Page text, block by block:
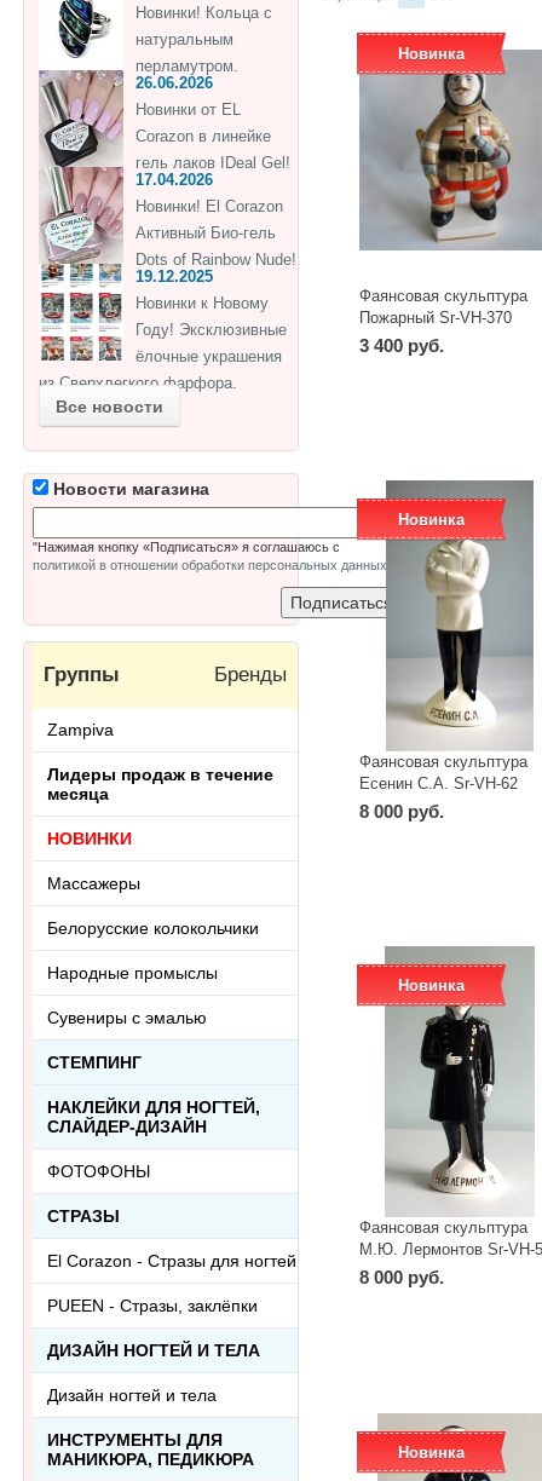
Новинка
Фаянсовая скульптура
Пожарный Sr-VH-370
3 400 руб.
Новинка
Фаянсовая скульптура
Есенин С.А. Sr-VH-62
8 000 руб.
Новинка
Фаянсовая скульптура
М.Ю. Лермонтов Sr-VH-
8 000 руб.
Новинка
Новинки! Кольца с
натуральным
перламутром.
26.06.2026
Новинки от EL
Corazon в линейке
гель лаков IDeal Gel!
17.04.2026
Новинки! El Corazon
Активный Био-гель
Dots of Rainbow Nude!
19.12.2025
Новинки к Новому
Году! Эксклюзивные
ёлочные украшения
из Сверхлегкого фарфора.
Все новости
Новости магазина
"Нажимая кнопку «Подписаться» я соглашаюсь с
политикой в отношении обработки персональных данных
Группы Бренды
Zampiva
Лидеры продаж в течение
месяца
НОВИНКИ
Массажеры
Белорусские колокольчики
Народные промыслы
Сувениры с эмалью
СТЕМПИНГ
НАКЛЕЙКИ ДЛЯ НОГТЕЙ,
СЛАЙДЕР-ДИЗАЙН
ФОТОФОНЫ
СТРАЗЫ
El Corazon - Стразы для ногтей
PUEEN - Cтразы, заклёпки
ДИЗАЙН НОГТЕЙ И ТЕЛА
Дизайн ногтей и тела
ИНСТРУМЕНТЫ ДЛЯ
МАНИКЮРА, ПЕДИКЮРА